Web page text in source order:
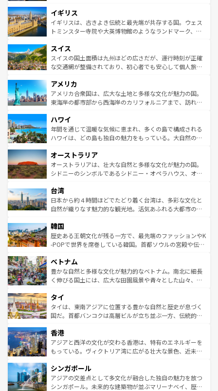
いる。シャンパンの発祥地であるランス、プロヴァンスの
香り高いラベンダー畑など、多彩な楽しみ方が可能だ。さ
らに、パリ以外の地域にも魅力が溢れており、どの街角に
れる地方に足を運ぶとそれぞれで全く異なる文化を体験で
きるだろう。 なお、新着のフランス情報はコンテンツ一覧
を参照してほしい。
顔を持つこの国は、どこを歩いても飽きることがない。ベ
ルリンの文化的活気、バイエルン州のアルプスの絶景、そ
してライン川沿いのワイン畑といった風景は必見。ビール
は、お酒好きな人にはぜひ体験してほしい。 なお、新着の
ドイツ情報はコンテンツ一覧を参照してほしい。
イギリス
イギリスは、古きよき伝統と最先端が共存する国。ウェス
トミンスター寺院や大英博物館のようなランドマーク、歴
リアごとに異なる魅力がある。また、優雅なアフタヌーン
ティー、ビール好きにはたまらない英国パブ、サッカー観
戦など、本場だからこそできる体験も豊富。イギリスを旅
ンツ一覧を参照してほしい。
スイス
スイスの国土面積は九州ほどの広さだが、運行時刻が正確
な交通網が整備されており、初心者でも安心して個人旅行
の建物がそのまま残る町や、スイスならではのユニークな
博物館もあり、アルプス観光だけでなく町歩きも満喫する
ことができる。国民の所得が高いため物価も高いが、旅行
ば市内交通費無料で観光を楽しむこともできる。 なお、新
着のスイス情報はコンテンツ一覧 を参照してほしい。
アメリカ
アメリカ合衆国は、広大な土地と多様な文化が魅力の国。
東海岸の都市部から西海岸のカリフォルニアまで、訪れる
のような巨大都市は、観光、ショッピング、エンターテイ
ンメントが詰まった刺激的なスポットだ。一方、アメリカ
西部には大自然が広がり、グランドキャニオンやイエロー
部のニューオーリンズでは、音楽と美食が融合した独特の
文化が魅力。旅行者はアメリカの各地域で異なる魅力を楽
しみながら、その多様性と豊かな歴史を感じることができ
ならではの贅沢な旅のスタイルだ。 なお、新着のアメリカ
情報はコンテンツ一覧を参照してほしい。
ハワイ
年間を通じて温暖な気候に恵まれ、多くの島で構成される
ハワイは、どの島も独自の魅力をもっている。大自然の神
ワイ島は見逃せない。また、定番の観光地といえばオアフ
島だが、静かな自然を求めるならマウイ島やカウアイ島が
おすすめ。エメラルドグリーンに輝く海をはじめ、豊かな
れるおもてなしの心で訪れる人々を迎えてくれるハワイの
人々、おいしいローカルフードやハワイアンミュージッ
ク、伝統的なフラダンスなど、すべてがハワイの魅力を彩
ワイを、存分に味わってほしい。 なお、新着のハワイ情報
はコンテンツ一覧を参照してほしい。
オーストラリア
オーストラリアは、壮大な自然と多様な文化が魅力の国。
シドニーのシンボルであるシドニー・オペラハウス、オー
リアリーフや大陸中央部にそびえるウルル（エアーズロッ
ク）、タスマニアの美しい原生林やケアンズの熱帯雨林な
ど、見どころがたくさん。また、カフェやワイン、オージ
いる。アクティビティも充実しており、サーフィンやダイ
ビング、ハイキングなど、アウトドア好きにはたまらな
い。オーストラリアの多彩な魅力を存分に味わいつくそ
参照してほしい。
台湾
日本から約４時間ほどでたどり着く台湾は、多彩な文化と
自然が織りなす魅力的な観光地。活気あふれる大都市の台
ン）、静ひつな山岳地帯である台湾東部など、都市の喧騒
と山間の静けさが共存しており、訪れる人に新しい発見と
驚きをもたらしてくれる。また、奥深い台湾の食文化も魅
容にもいいと評判のスイーツなど、バラエティ豊かな料理
が味わえる。 なお、新着の台湾情報は コンテンツ一覧を参
照してほしい。
韓国
歴史ある王朝文化が残る一方で、最先端のファッションやK
-POPで世界を席巻している韓国。首都ソウルの宮殿や伝統
き、地方に足を延ばせば四季折々の自然美を楽しむことが
できる。そして、キムチや焼肉、絶品のストリートフード
まで、さまざまな韓国料理が待っている。夜には、韓国な
リティに包まれながら、韓国の多彩な魅力を心ゆくまで味
わってみてほしい。 なお、新着の韓国情報はコンテンツ一
覧を参照してほしい。
ベトナム
豊かな自然と多様な文化が魅力的なベトナム。南北に細長
く伸びる国土には、広大な田園風景や青々とした山々、世
急速な発展と共に伝統が息づく。ハノイの古い町並みやホ
ーチミン市のフランス統治時代の建物も、独特の雰囲気を
醸し出している。また、バラエティの豊かさとおいしさで
とつ。フォーやバインミー、ベトナムコーヒーなどは、ぜ
ひ現地で味わいたい。どの地域を訪れてもあたたかい人々
が旅行者を迎えてくれるので、きっと忘れられない旅にな
参照してほしい。
タイ
タイは、東南アジアに位置する豊かな自然と歴史が息づく
国だ。首都バンコクは高層ビルが立ち並ぶ一方、伝統的な
の活気が交差している。北部ではチェンマイなどの山岳地
帯で自然と触れ合い、南部ではプーケットやクラビの美し
いビーチでリゾート気分を楽しむことができる。タイ料理
激する。気候は一年中温暖で、どの季節にも異なる楽しみ
が待っている。親しみやすいタイの人々、仏教を中心とし
た文化、そして多様な観光資源が、訪れる旅人を魅了し続
香港
アジアと西洋の文化が交わる香港は、特有のエネルギーを
もっている。ヴィクトリア湾に広がる壮大な景色、近未来
み、どこを訪れても感動するはず。観光スポットが密集し
ており、効率よく見どころを回れるのも魅力。息をのむよ
うな絶景から文化的な体験まで、香港を存分に楽しみ尽く
シンガポール
アジアの交差点として多文化が融合した独自の魅力を放つ
シンガポール。未来的な建築物が並ぶマリーナベイ、歴史